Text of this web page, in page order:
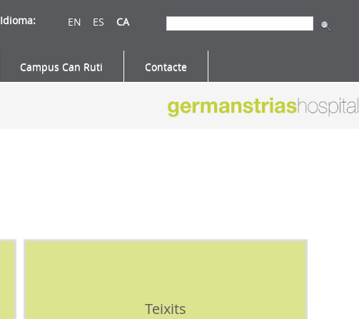
EN ES CA
Idioma:
Campus Can Ruti Contacte
Teixits